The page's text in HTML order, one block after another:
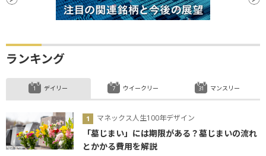
ランキング
デイリー
マネックス人生100年デザイン
「墓じまい」には期限がある？墓じまいの流れ
とかかる費用を解説
ウイークリー マンスリー